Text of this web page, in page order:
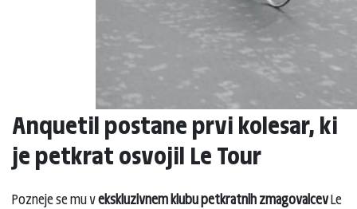
Anquetil postane prvi kolesar, ki
je petkrat osvojil Le Tour
Pozneje se mu vekskluzivnem klubu petkratnih zmagovalcevLe